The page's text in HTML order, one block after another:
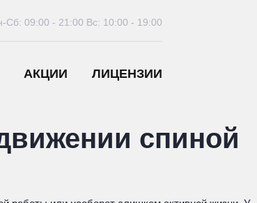
АКЦИИ ЛИЦЕНЗИИ
Сб: 09:00 - 21:00 Вс: 10:00 - 19:00
спиной